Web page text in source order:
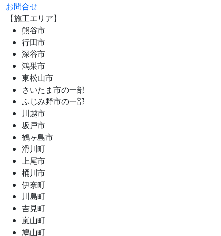
お問合せ
【施工エリア】
熊谷市
行田市
深谷市
鴻巣市
東松山市
さいたま市の一部
ふじみ野市の一部
川越市
坂戸市
鶴ヶ島市
滑川町
上尾市
桶川市
伊奈町
川島町
吉見町
嵐山町
鳩山町